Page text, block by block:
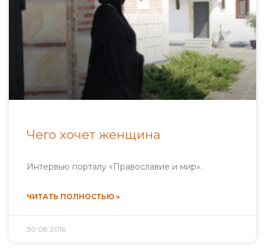
Чего хочет женщина
Интервью порталу «Православие и мир».
ЧИТАТЬ ПОЛНОСТЬЮ »
30.08.2016